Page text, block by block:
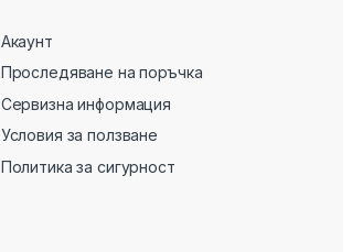
Акаунт
Проследяване на поръчка
Сервизна информация
Условия за ползване
Политика за сигурност